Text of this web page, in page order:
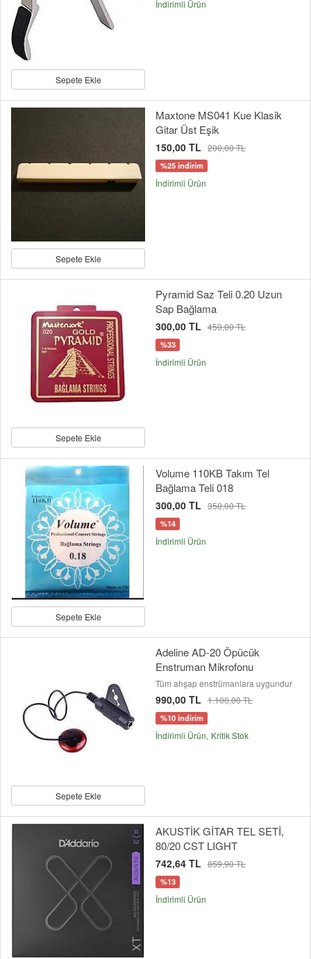
Sepete Ekle
İndirimli Ürün
Sepete Ekle
Maxtone MS041 Kue Klasik
Gitar Üst Eşik
150,00 TL 200,00 TL
%25 indirim
İndirimli Ürün
Sepete Ekle
Pyramid Saz Teli 0.20 Uzun
Sap Bağlama
300,00 TL 450,00 TL
%33
İndirimli Ürün
Sepete Ekle
Volume 110KB Takım Tel
Bağlama Teli 018
300,00 TL 350,00 TL
%14
İndirimli Ürün
Sepete Ekle
Adeline AD-20 Öpücük
Enstruman Mikrofonu
Tüm ahşap enstrümanlara uygundur
990,00 TL 1.100,00 TL
%10 indirim
İndirimli Ürün Kritik Stok
AKUSTİK GİTAR TEL SETİ,
80/20 CST LIGHT
742,64 TL 859,90 TL
%13
İndirimli Ürün